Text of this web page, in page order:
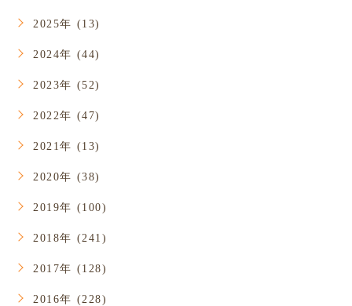
2025年 (13)
2024年 (44)
2023年 (52)
2022年 (47)
2021年 (13)
2020年 (38)
2019年 (100)
2018年 (241)
2017年 (128)
2016年 (228)